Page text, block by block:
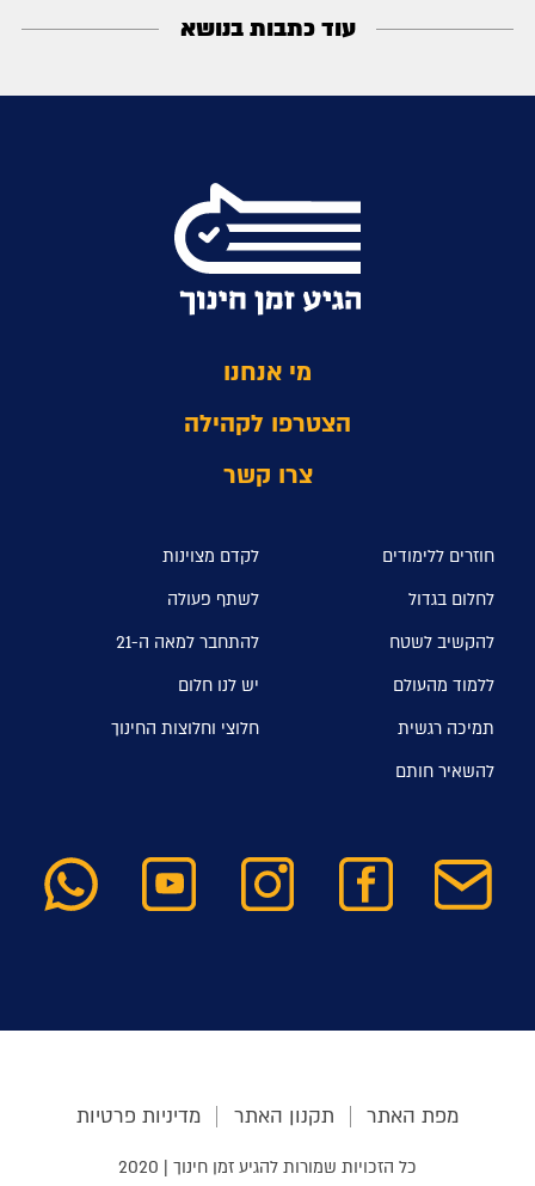
עוד כתבות בנושא
מי אנחנו
הצטרפו לקהילה
צרו קשר
חוזרים ללימודים
לקדם מצוינות
לחלום בגדול
לשתף פעולה
להקשיב לשטח
להתחבר למאה ה-21
ללמוד מהעולם
יש לנו חלום
תמיכה רגשית
חלוצי וחלוצות החינוך
להשאיר חותם
מפת האתר תקנון האתר מדיניות פרטיות
כל הזכויות שמורות להגיע זמן חינוך | 2020